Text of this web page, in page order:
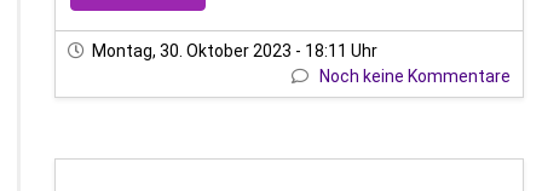
Montag, 30. Oktober 2023 - 18:11 Uhr
Noch keine Kommentare